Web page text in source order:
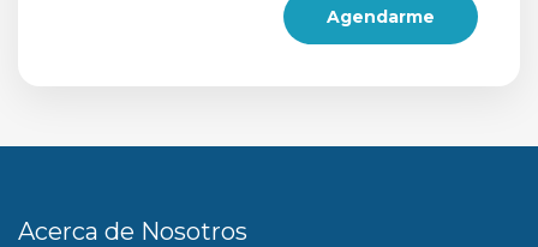
Agendarme
Acerca de Nosotros